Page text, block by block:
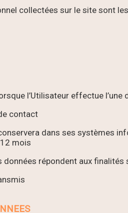
collectées sur le site sont
l’Utilisateur effectue
contact
dans ses systèmes
mois
répondent aux finalités